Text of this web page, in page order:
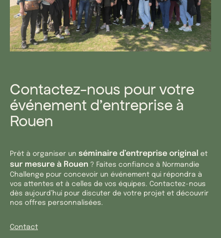
Contactez-nous pour votre
événement d’entreprise à
Rouen
Prêt à organiser un séminaire d’entreprise original et
sur mesure à Rouen ? Faites confiance à Normandie
Challenge pour concevoir un événement qui répondra à
vos attentes et à celles de vos équipes. Contactez-nous
dès aujourd’hui pour discuter de votre projet et découvrir
nos offres personnalisées.
Contact